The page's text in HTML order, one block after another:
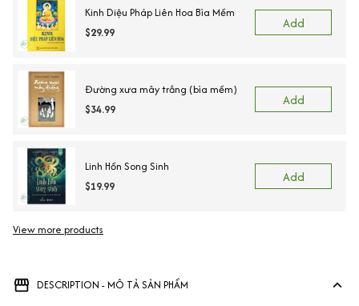
Kinh Diệu Pháp Liên Hoa Bìa Mềm
$29.99
Add
Đường xưa mây trắng (bìa mềm)
$34.99
Add
Linh Hồn Song Sinh
$19.99
Add
View more products
DESCRIPTION - MÔ TẢ SẢN PHẨM